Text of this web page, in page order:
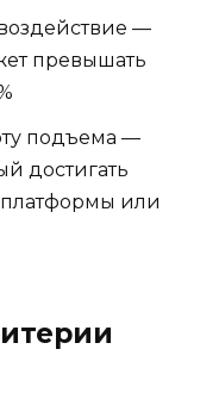
—
превышать
подъема —
достигать
или